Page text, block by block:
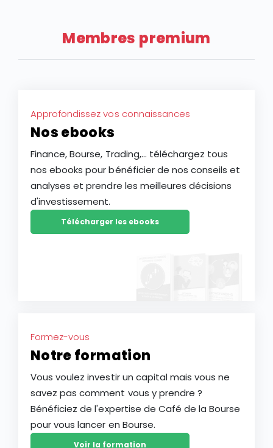
Membres premium
Approfondissez vos connaissances
Nos ebooks
Finance, Bourse, Trading,... téléchargez tous
nos ebooks pour bénéficier de nos conseils et
analyses et prendre les meilleures décisions
d'investissement.
Télécharger les ebooks
Formez-vous
Notre formation
Vous voulez investir un capital mais vous ne
savez pas comment vous y prendre ?
Bénéficiez de l'expertise de Café de la Bourse
pour vous lancer en Bourse.
Voir la formation